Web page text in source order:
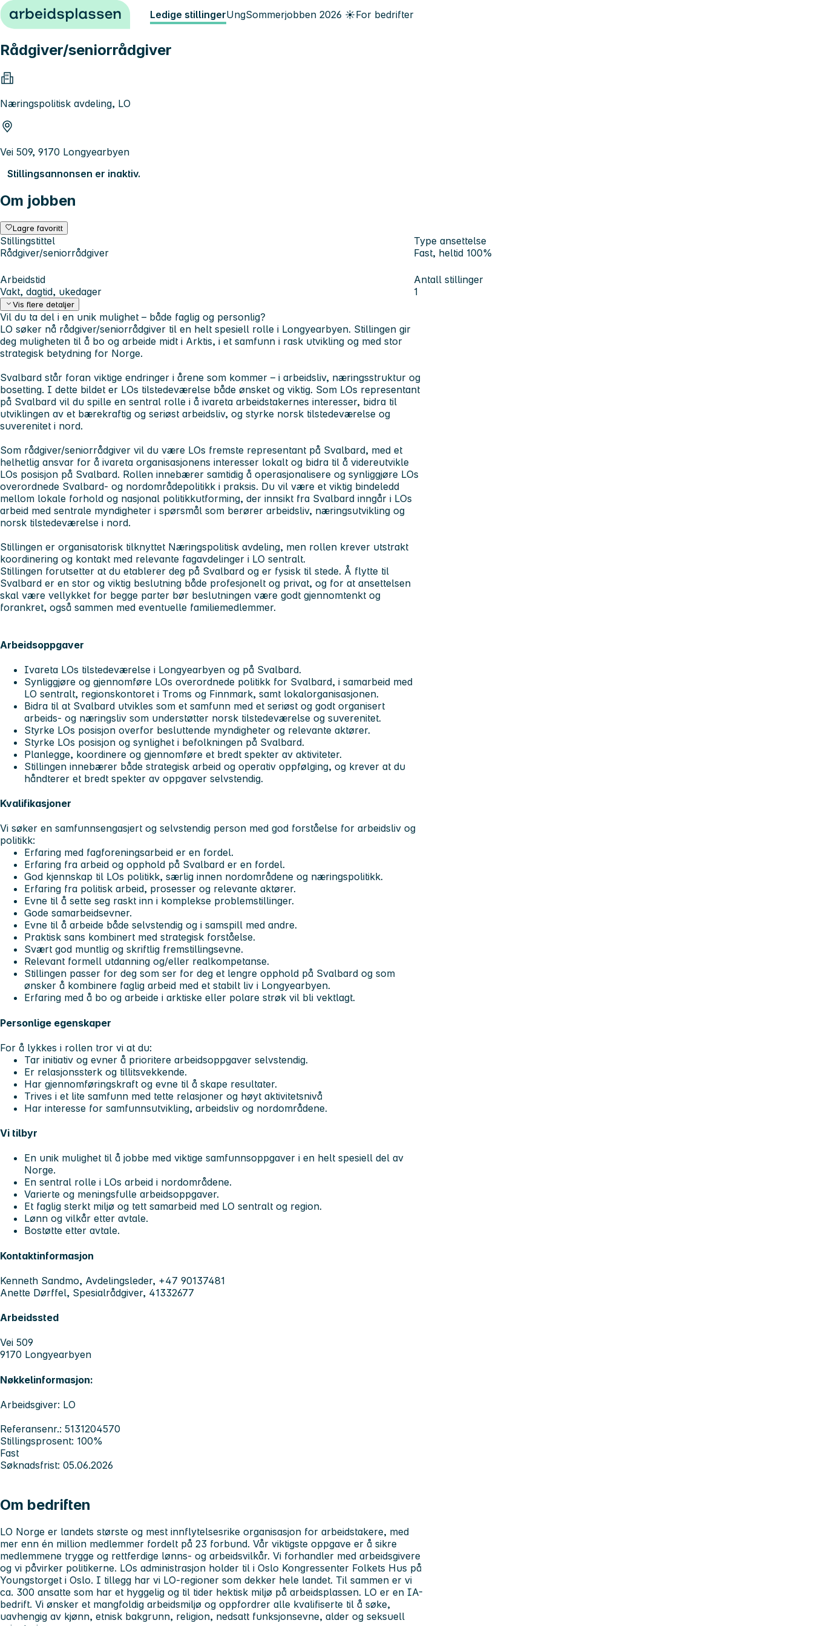
Hopp til innhold Ledige stillingerUngSommerjobben 2026 ☀️For bedrifter
Rådgiver/seniorrådgiver
Næringspolitisk avdeling, LO
Vei 509, 9170 Longyearbyen
Stillingsannonsen er inaktiv.
Om jobben
Lagre favoritt
Stillingstittel
Rådgiver/seniorrådgiver
Type ansettelse
Fast, heltid 100%
Arbeidstid
Vakt, dagtid, ukedager
Antall stillinger
1
Vis flere detaljer
Vil du ta del i en unik mulighet – både faglig og personlig?
LO søker nå rådgiver/seniorrådgiver til en helt spesiell rolle i Longyearbyen. Stillingen gir
deg muligheten til å bo og arbeide midt i Arktis, i et samfunn i rask utvikling og med stor
strategisk betydning for Norge.
Svalbard står foran viktige endringer i årene som kommer – i arbeidsliv, næringsstruktur og
bosetting. I dette bildet er LOs tilstedeværelse både ønsket og viktig. Som LOs representant
på Svalbard vil du spille en sentral rolle i å ivareta arbeidstakernes interesser, bidra til
utviklingen av et bærekraftig og seriøst arbeidsliv, og styrke norsk tilstedeværelse og
suverenitet i nord.
Som rådgiver/seniorrådgiver vil du være LOs fremste representant på Svalbard, med et
helhetlig ansvar for å ivareta organisasjonens interesser lokalt og bidra til å videreutvikle
LOs posisjon på Svalbard. Rollen innebærer samtidig å operasjonalisere og synliggjøre LOs
overordnede Svalbard- og nordområdepolitikk i praksis. Du vil være et viktig bindeledd
mellom lokale forhold og nasjonal politikkutforming, der innsikt fra Svalbard inngår i LOs
arbeid med sentrale myndigheter i spørsmål som berører arbeidsliv, næringsutvikling og
norsk tilstedeværelse i nord.
Stillingen er organisatorisk tilknyttet Næringspolitisk avdeling, men rollen krever utstrakt
koordinering og kontakt med relevante fagavdelinger i LO sentralt.
Stillingen forutsetter at du etablerer deg på Svalbard og er fysisk til stede. Å flytte til
Svalbard er en stor og viktig beslutning både profesjonelt og privat, og for at ansettelsen
skal være vellykket for begge parter bør beslutningen være godt gjennomtenkt og
forankret, også sammen med eventuelle familiemedlemmer.
Arbeidsoppgaver
Ivareta LOs tilstedeværelse i Longyearbyen og på Svalbard.
Synliggjøre og gjennomføre LOs overordnede politikk for Svalbard, i samarbeid med
LO sentralt, regionskontoret i Troms og Finnmark, samt lokalorganisasjonen.
Bidra til at Svalbard utvikles som et samfunn med et seriøst og godt organisert
arbeids- og næringsliv som understøtter norsk tilstedeværelse og suverenitet.
Styrke LOs posisjon overfor besluttende myndigheter og relevante aktører.
Styrke LOs posisjon og synlighet i befolkningen på Svalbard.
Planlegge, koordinere og gjennomføre et bredt spekter av aktiviteter.
Stillingen innebærer både strategisk arbeid og operativ oppfølging, og krever at du
håndterer et bredt spekter av oppgaver selvstendig.
Kvalifikasjoner
Vi søker en samfunnsengasjert og selvstendig person med god forståelse for arbeidsliv og
politikk:
Erfaring med fagforeningsarbeid er en fordel.
Erfaring fra arbeid og opphold på Svalbard er en fordel.
God kjennskap til LOs politikk, særlig innen nordområdene og næringspolitikk.
Erfaring fra politisk arbeid, prosesser og relevante aktører.
Evne til å sette seg raskt inn i komplekse problemstillinger.
Gode samarbeidsevner.
Evne til å arbeide både selvstendig og i samspill med andre.
Praktisk sans kombinert med strategisk forståelse.
Svært god muntlig og skriftlig fremstillingsevne.
Relevant formell utdanning og/eller realkompetanse.
Stillingen passer for deg som ser for deg et lengre opphold på Svalbard og som
ønsker å kombinere faglig arbeid med et stabilt liv i Longyearbyen.
Erfaring med å bo og arbeide i arktiske eller polare strøk vil bli vektlagt.
Personlige egenskaper
For å lykkes i rollen tror vi at du:
Tar initiativ og evner å prioritere arbeidsoppgaver selvstendig.
Er relasjonssterk og tillitsvekkende.
Har gjennomføringskraft og evne til å skape resultater.
Trives i et lite samfunn med tette relasjoner og høyt aktivitetsnivå
Har interesse for samfunnsutvikling, arbeidsliv og nordområdene.
Vi tilbyr
En unik mulighet til å jobbe med viktige samfunnsoppgaver i en helt spesiell del av
Norge.
En sentral rolle i LOs arbeid i nordområdene.
Varierte og meningsfulle arbeidsoppgaver.
Et faglig sterkt miljø og tett samarbeid med LO sentralt og region.
Lønn og vilkår etter avtale.
Bostøtte etter avtale.
Kontaktinformasjon
Kenneth Sandmo, Avdelingsleder, +47 90137481
Anette Dørffel, Spesialrådgiver, 41332677
Arbeidssted
Vei 509
9170 Longyearbyen
Nøkkelinformasjon:
Arbeidsgiver: LO
Referansenr.: 5131204570
Stillingsprosent: 100%
Fast
Søknadsfrist: 05.06.2026
Om bedriften
LO Norge er landets største og mest innflytelsesrike organisasjon for arbeidstakere, med
mer enn én million medlemmer fordelt på 23 forbund. Vår viktigste oppgave er å sikre
medlemmene trygge og rettferdige lønns- og arbeidsvilkår. Vi forhandler med arbeidsgivere
og vi påvirker politikerne. LOs administrasjon holder til i Oslo Kongressenter Folkets Hus på
Youngstorget i Oslo. I tillegg har vi LO-regioner som dekker hele landet. Til sammen er vi
ca. 300 ansatte som har et hyggelig og til tider hektisk miljø på arbeidsplassen. LO er en IA-
bedrift. Vi ønsker et mangfoldig arbeidsmiljø og oppfordrer alle kvalifiserte til å søke,
uavhengig av kjønn, etnisk bakgrunn, religion, nedsatt funksjonsevne, alder og seksuell